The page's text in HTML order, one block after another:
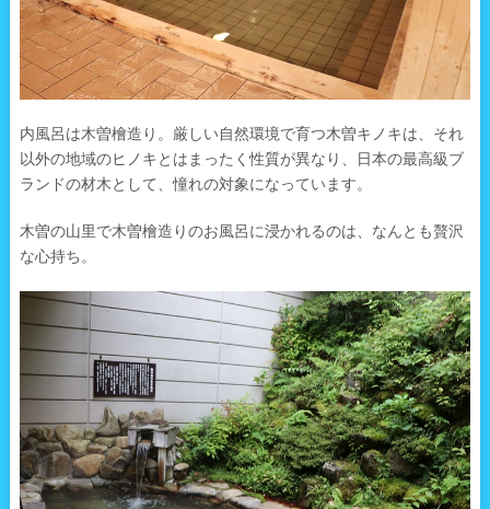
内風呂は木曽檜造り。厳しい自然環境で育つ木曽キノキは、それ
以外の地域のヒノキとはまったく性質が異なり、日本の最高級ブ
ランドの材木として、憧れの対象になっています。
木曽の山里で木曽檜造りのお風呂に浸かれるのは、なんとも贅沢
な心持ち。